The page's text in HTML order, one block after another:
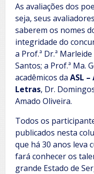
As avaliações dos
seja, seus
saberem os nomes
integridade do
a Prof.ª Dr.ª
Santos; a Prof.ª Ma.
acadêmicos da ASL
Letras, Dr.
Amado Oliveira.
Todos os
publicados nesta
que há 30 anos leva
fará conhecer os
grande Estado de